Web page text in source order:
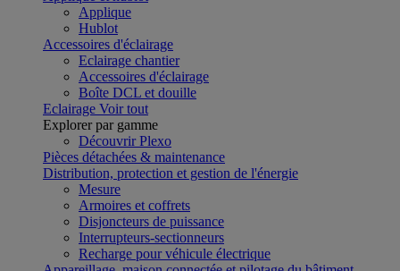
Applique
Hublot
Accessoires d'éclairage
Eclairage chantier
Accessoires d'éclairage
Boîte DCL et douille
Eclairage Voir tout
Explorer par gamme
Découvrir Plexo
Pièces détachées & maintenance
Distribution, protection et gestion de l'énergie
Mesure
Armoires et coffrets
Disjoncteurs de puissance
Interrupteurs-sectionneurs
Recharge pour véhicule électrique